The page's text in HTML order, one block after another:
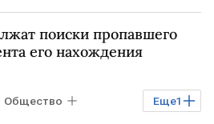
поиски пропавшего
его нахождения
Еще1
Общество